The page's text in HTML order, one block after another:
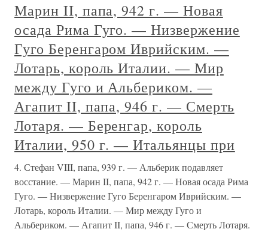
Марин II, папа, 942 г. — Новая
осада Рима Гуго. — Низвержение
Гуго Беренгаром Иврийским. —
Лотарь, король Италии. — Мир
между Гуго и Альбериком. —
Агапит II, папа, 946 г. — Смерть
Лотаря. — Беренгар, король
Италии, 950 г. — Итальянцы при
4. Стефан VIII, папа, 939 г. — Альберик подавляет
восстание. — Марин II, папа, 942 г. — Новая осада Рима
Гуго. — Низвержение Гуго Беренгаром Иврийским. —
Лотарь, король Италии. — Мир между Гуго и
Альбериком. — Агапит II, папа, 946 г. — Смерть Лотаря.